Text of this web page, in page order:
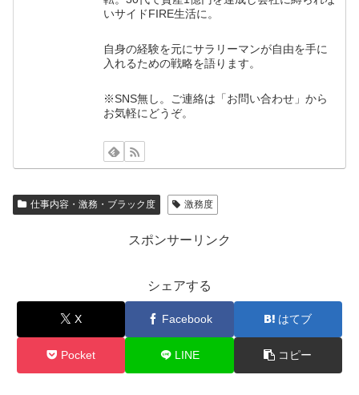
いサイドFIRE生活に。
自身の経験を元にサラリーマンが自由を手に
入れるための戦略を語ります。
※SNS無し。ご連絡は「お問い合わせ」から
お気軽にどうぞ。
仕事内容・激務・ブラック度 激務度
スポンサーリンク
シェアする
X Facebook はてブ
Pocket LINE コピー